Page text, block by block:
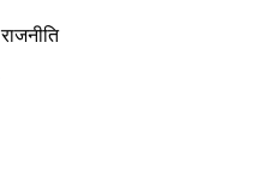
राजनीति